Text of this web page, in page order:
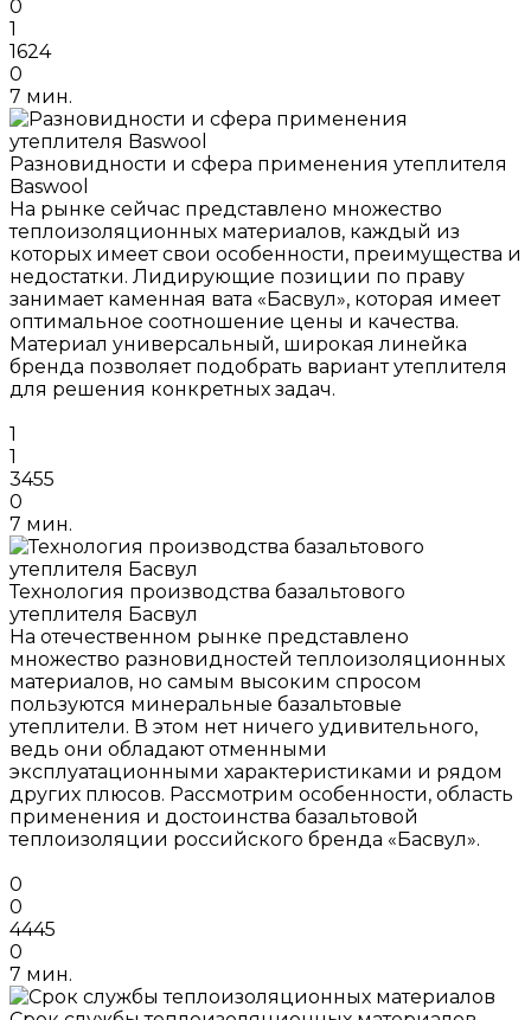
0
1
1624
0
7 мин.
Разновидности и сфера применения утеплителя
Baswool
На рынке сейчас представлено множество
теплоизоляционных материалов, каждый из
которых имеет свои особенности, преимущества и
недостатки. Лидирующие позиции по праву
занимает каменная вата «Басвул», которая имеет
оптимальное соотношение цены и качества.
Материал универсальный, широкая линейка
бренда позволяет подобрать вариант утеплителя
для решения конкретных задач.
1
1
3455
0
7 мин.
Технология производства базальтового
утеплителя Басвул
На отечественном рынке представлено
множество разновидностей теплоизоляционных
материалов, но самым высоким спросом
пользуются минеральные базальтовые
утеплители. В этом нет ничего удивительного,
ведь они обладают отменными
эксплуатационными характеристиками и рядом
других плюсов. Рассмотрим особенности, область
применения и достоинства базальтовой
теплоизоляции российского бренда «Басвул».
0
0
4445
0
7 мин.